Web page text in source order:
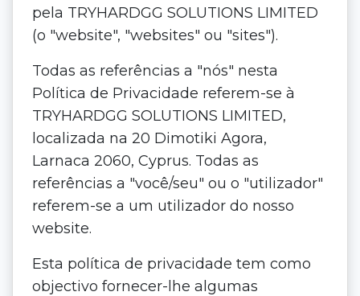
pela TRYHARDGG SOLUTIONS LIMITED
(o "website", "websites" ou "sites").
Todas as referências a "nós" nesta
Política de Privacidade referem-se à
TRYHARDGG SOLUTIONS LIMITED,
localizada na 20 Dimotiki Agora,
Larnaca 2060, Cyprus. Todas as
referências a "você/seu" ou o "utilizador"
referem-se a um utilizador do nosso
website.
Esta política de privacidade tem como
objectivo fornecer-lhe algumas